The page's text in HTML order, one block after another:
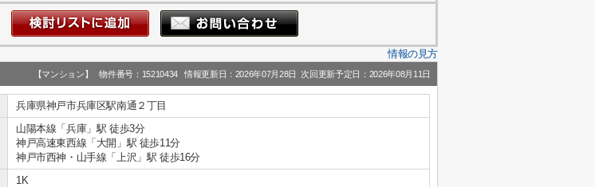
情報の見方
【マンション】 物件番号：15210434 情報更新日：2026年07月28日 次回更新予定日：2026年08月11日
兵庫県神戸市兵庫区駅南通２丁目
山陽本線「兵庫」駅 徒歩3分
神戸高速東西線「大開」駅 徒歩11分
神戸市西神・山手線「上沢」駅 徒歩16分
1K